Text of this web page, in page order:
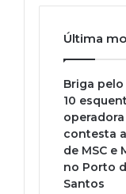
Última
Briga
10
operadora
contesta
de MSC e
no Porto
Santos